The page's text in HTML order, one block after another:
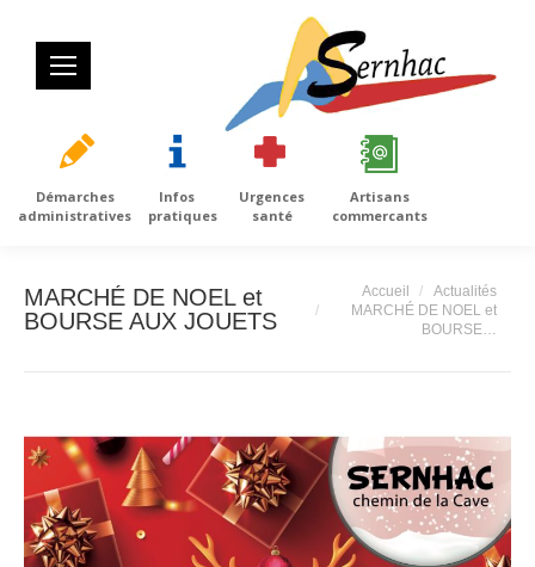
Démarches
administratives
Infos
pratiques
Urgences
santé
Artisans
commercants
MARCHÉ DE NOEL et
BOURSE AUX JOUETS
Vous êtes ici :
Accueil
Actualités
MARCHÉ DE NOEL et
BOURSE…